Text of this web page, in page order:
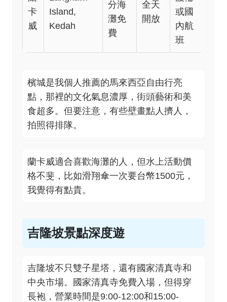
卡
威
Island,
Kedah
分海
灘免
費
全天
開放
或國
內航
班
檳城是我個人推薦的馬來西亞自由行亮
點，那裡的文化氣息濃厚，街頭藝術和美
食超多。但要注意，有些壁畫點人擠人，
拍照得排隊。
蘭卡威適合喜歡海灘的人，但水上活動價
格不斐，比如滑翔傘一次要台幣1500元，
我覺得有點貴。
吉隆坡景點深度遊
吉隆坡不只雙子星塔，還有國家清真寺和
中央市場。國家清真寺免費入場，但得穿
長袍，營業時間是9:00-12:00和15:00-